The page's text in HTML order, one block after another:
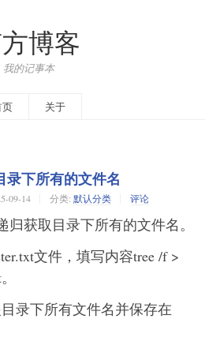
博客
我的记事本
关于
录下所有的文件名
09-14 分类: 默认分类 评论
归获取目录下所有的文件名。
文件，填写内容tree /f >
录下所有文件名并保存在